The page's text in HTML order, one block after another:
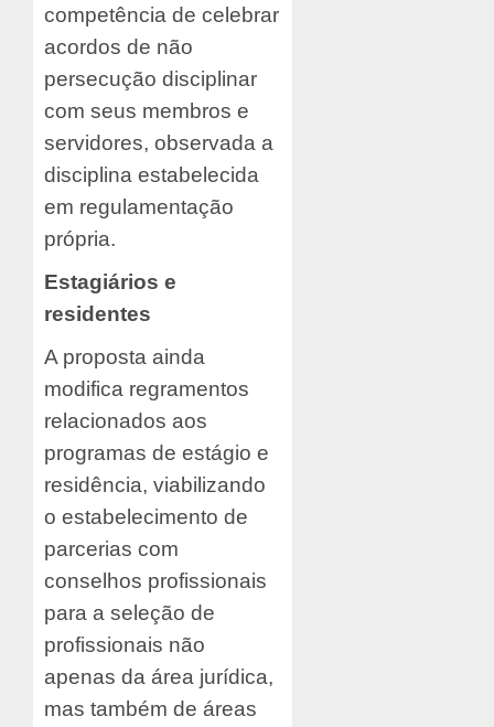
competência de celebrar
acordos de não
persecução disciplinar
com seus membros e
servidores, observada a
disciplina estabelecida
em regulamentação
própria.
Estagiários e
residentes
A proposta ainda
modifica regramentos
relacionados aos
programas de estágio e
residência, viabilizando
o estabelecimento de
parcerias com
conselhos profissionais
para a seleção de
profissionais não
apenas da área jurídica,
mas também de áreas